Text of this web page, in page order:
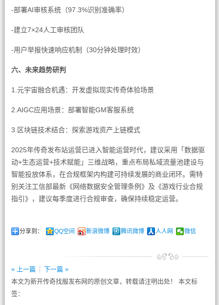
-部署AI审核系统（97.3%识别准确率）
-建立7×24人工审核团队
-用户举报快速响应机制（30分钟处理时效）
六、未来趋势研判
1.元宇宙融合机遇：开发虚拟现实传奇体验场景
2.AIGC应用场景：部署智能GM客服系统
3.区块链技术结合：探索游戏资产上链模式
2025年传奇发布站运营已进入智能运营时代，建议采用「数据驱
动+生态运营+技术赋能」三维战略，重点布局私域流量池建设与
智能投放体系，在合规框架内构建可持续发展的商业闭环。需特
别关注工信部最新《网络数据安全管理条例》及《游戏行业合规
指引》，建议每季度进行合规审查，确保持续稳定运营。
分享到： QQ空间 新浪微博 腾讯微博 人人网 微信
« 上一篇
下一篇 »
本文为新开传奇找服发布网的原创文章，转载请注明出处！ 本文标
签：